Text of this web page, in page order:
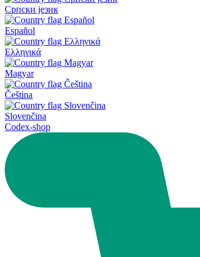
Српски језик
Español
Ελληνικά
Magyar
Čeština
Slovenčina
Codex-shop